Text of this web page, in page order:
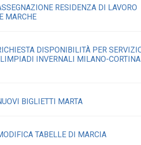
RESIDENZA DI LAVORO
MARCHE
DISPONIBILITÀ PER
INVERNALI MILANO-CORTINA
BIGLIETTI MARTA
TABELLE DI MARCIA